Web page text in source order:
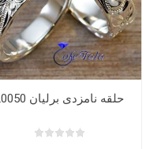
حلقه نامزدی برلیان 20050